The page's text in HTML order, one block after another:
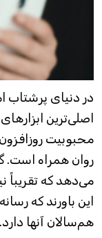
در دنیای پرشتاب
اصلی‌ترین
محبوبیت
روان همراه است.
این باورند که
هم‌سالان آنها دارد.